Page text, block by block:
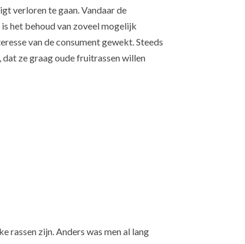
verloren te gaan. Vandaar de
het behoud van zoveel mogelijk
van de consument gewekt. Steeds
ze graag oude fruitrassen willen
rassen zijn. Anders was men al lang